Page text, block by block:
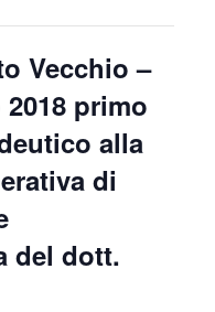
Vecchio –
primo
alla
di
del dott.